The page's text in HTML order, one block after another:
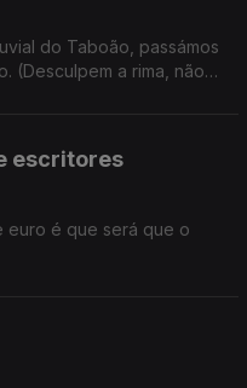
do Taboão, passámos
(Desculpem a rima, não
escritores
euro é que será que o